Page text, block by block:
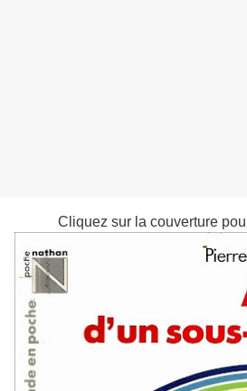
Cliquez sur la couverture